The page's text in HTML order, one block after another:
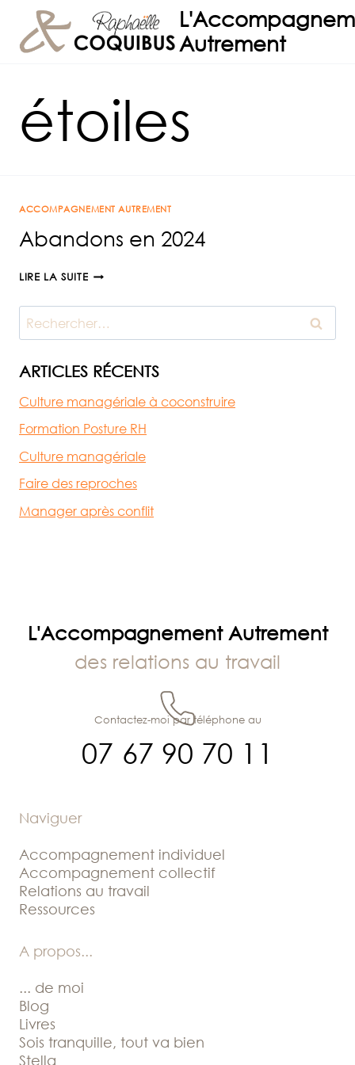
contenu
Autrement
étoiles
ACCOMPAGNEMENT AUTREMENT
Abandons en 2024
LIRE LA SUITEABANDONS
2024
Rechercher :
ARTICLES RÉCENTS
Culture managériale à coconstruire
Formation Posture RH
Culture managériale
Faire des reproches
Manager après conflit
L'Accompagnement Autrement
des relations au travail
07 67 90 70 11
Contactez-moi par téléphone au
Naviguer
Accompagnement individuel
Accompagnement collectif
Relations au travail
Ressources
A propos...
... de moi
Blog
Livres
Sois tranquille, tout va bien
Stella